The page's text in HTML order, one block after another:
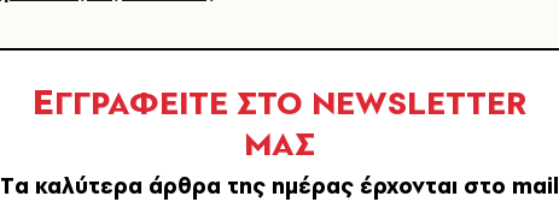
ΕΓΓΡΑΦΕΙΤΕ ΣΤΟ NEWSLETTER
ΜΑΣ
Tα καλύτερα άρθρα της ημέρας έρχονται στο mail